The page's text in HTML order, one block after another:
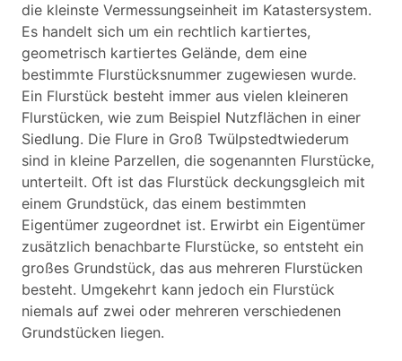
die kleinste Vermessungseinheit im Katastersystem.
Es handelt sich um ein rechtlich kartiertes,
geometrisch kartiertes Gelände, dem eine
bestimmte Flurstücksnummer zugewiesen wurde.
Ein Flurstück besteht immer aus vielen kleineren
Flurstücken, wie zum Beispiel Nutzflächen in einer
Siedlung. Die Flure in Groß Twülpstedtwiederum
sind in kleine Parzellen, die sogenannten Flurstücke,
unterteilt. Oft ist das Flurstück deckungsgleich mit
einem Grundstück, das einem bestimmten
Eigentümer zugeordnet ist. Erwirbt ein Eigentümer
zusätzlich benachbarte Flurstücke, so entsteht ein
großes Grundstück, das aus mehreren Flurstücken
besteht. Umgekehrt kann jedoch ein Flurstück
niemals auf zwei oder mehreren verschiedenen
Grundstücken liegen.